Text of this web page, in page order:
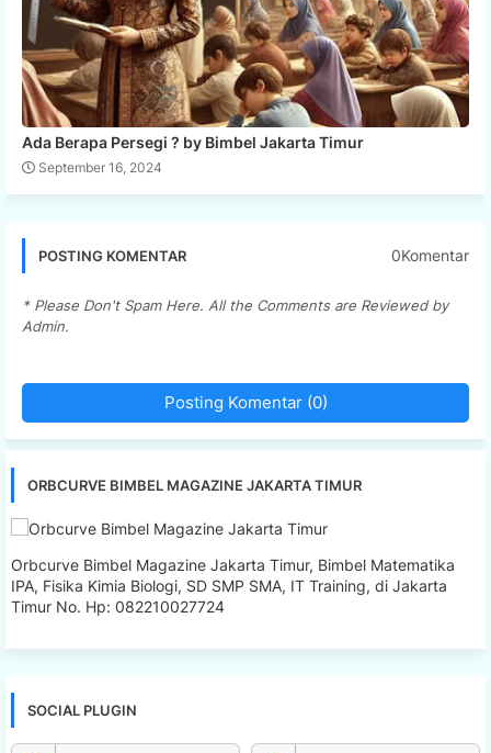
Ada Berapa Persegi ? by Bimbel Jakarta Timur
September 16, 2024
POSTING KOMENTAR 0Komentar
* Please Don't Spam Here. All the Comments are Reviewed by
Admin.
Posting Komentar (0)
ORBCURVE BIMBEL MAGAZINE JAKARTA TIMUR
Orbcurve Bimbel Magazine Jakarta Timur, Bimbel Matematika
IPA, Fisika Kimia Biologi, SD SMP SMA, IT Training, di Jakarta
Timur No. Hp: 082210027724
SOCIAL PLUGIN